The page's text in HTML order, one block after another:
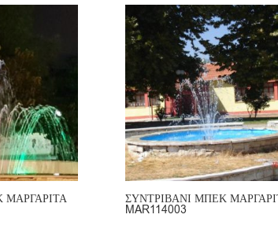
ΜΑΡΓΑΡΙΤΑ ΣΥΝΤΡΙΒΑΝΙ ΜΠΕΚ
MAR114003